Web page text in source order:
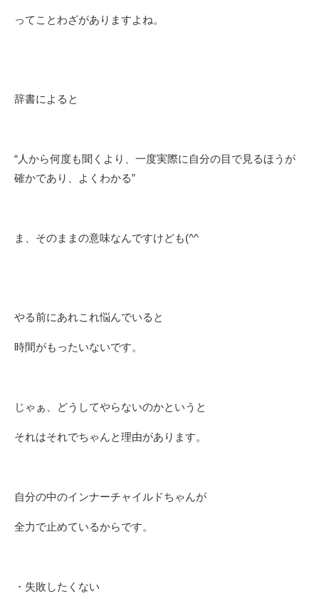
ってことわざがありますよね。
辞書によると
“人から何度も聞くより、一度実際に自分の目で見るほうが
確かであり、よくわかる”
ま、そのままの意味なんですけども(^^ゞ
やる前にあれこれ悩んでいると
時間がもったいないです。
じゃぁ、どうしてやらないのかというと
それはそれでちゃんと理由があります。
自分の中のインナーチャイルドちゃんが
全力で止めているからです。
・失敗したくない